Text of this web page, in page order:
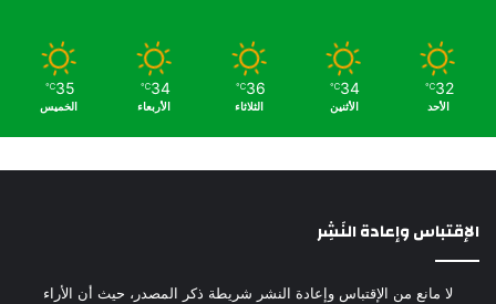
32
℃
الأحد
34
℃
الأثنين
36
℃
الثلاثاء
34
℃
الأربعاء
35
℃
الخميس
الإقتباس وإعادة النَشِر
لا مانع من الإقتباس وإعادة النشر شريطة ذكر المصدر، حيث أن الأراء